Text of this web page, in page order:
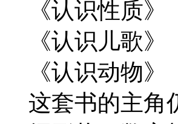
《认识性质》
《认识儿歌》
《认识动物》
这套书的主角